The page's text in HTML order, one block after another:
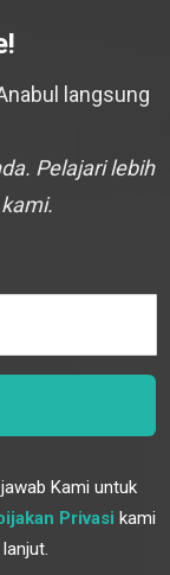
langsung
Pelajari lebih
Kami untuk
Privasi kami